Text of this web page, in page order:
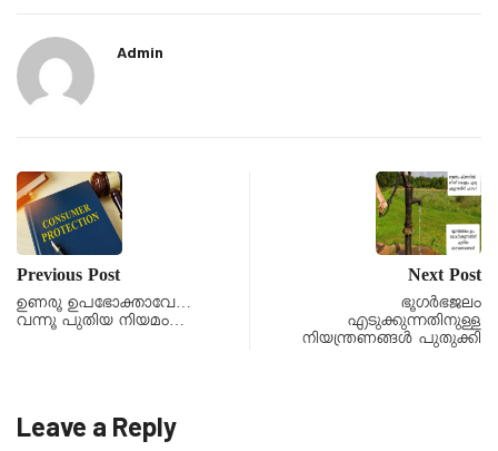
Admin
Previous Post
ഉണരൂ ഉപഭോക്താവേ…
വന്നൂ പുതിയ നിയമം…
Next Post
ഭൂഗർഭജലം
എടുക്കുന്നതിനുള്ള
നിയന്ത്രണങ്ങൾ പുതുക്കി
Leave a Reply